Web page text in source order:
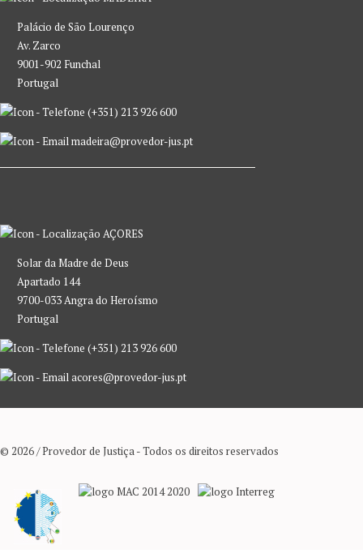
Palácio de São Lourenço
Av. Zarco
9001-902 Funchal
Portugal
(+351) 213 926 600
madeira@provedor-jus.pt
AÇORES
Solar da Madre de Deus
Apartado 144
9700-033 Angra do Heroísmo
Portugal
(+351) 213 926 600
acores@provedor-jus.pt
© 2026 / Provedor de Justiça - Todos os direitos reservados